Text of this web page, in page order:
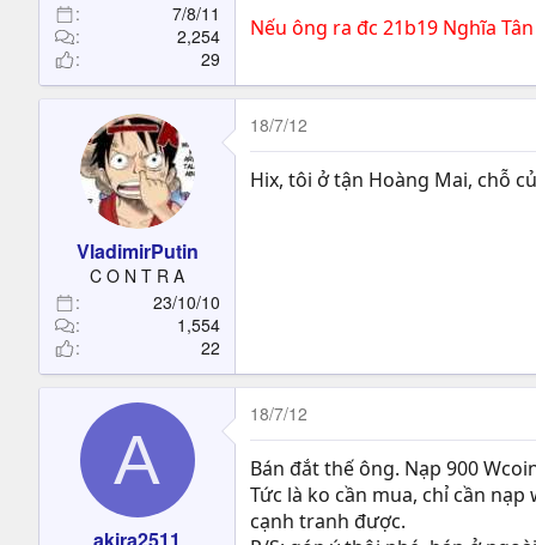
7/8/11
2,254
29
Nếu ông ra đc 21b19 Nghĩa
VladimirPutin
C O N T R A
23/10/10
1,554
22
18/7/12
Hix, tôi ở tận Hoàng Mai, chỗ
A
18/7/12
Bán đắt thế ông. Nạp 900
Tức là ko cần mua, chỉ cần
cạnh tranh được.